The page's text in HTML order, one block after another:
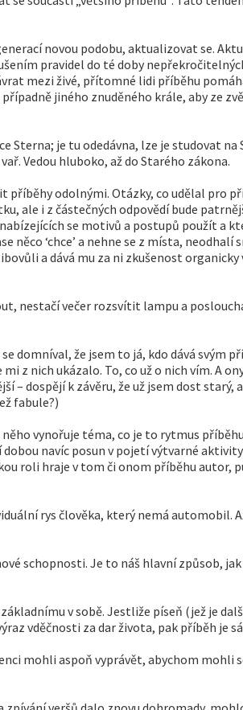
novou podobu, aktualizovat se.
pravidel do té doby
mezi živé, přítomné lidi příběhu
jiného znuděného krále, aby ze
Sterna; je tu odedávna, lze je studovat
Vedou hluboko, až do Starého zákona.
odolnými. Otázky, co udělal pro
ale i z částečných odpovědí bude
se motivů a postupů použít a
‘chce’ a nehne se z místa, neodhalí
a dává mu za ni zkušenost
nestačí večer rozsvítit lampu a
domníval, že jsem to já, kdo dává svým
z nich ukázalo. To, co už o nich vím. A
dospějí k závěru, že už jsem dost starý,
fabule?)
vynořuje téma, co je to rytmus
navíc posun v pojetí výtvarné
roli hraje v tom či onom příběhu
rys člověka, který nemá automobil.
schopnosti. Je to náš hlavní způsob,
v sobě. Jestliže píseň (jež je
vděčnosti za dar života, pak příběh je
mohli aspoň vyprávět, abychom mohli